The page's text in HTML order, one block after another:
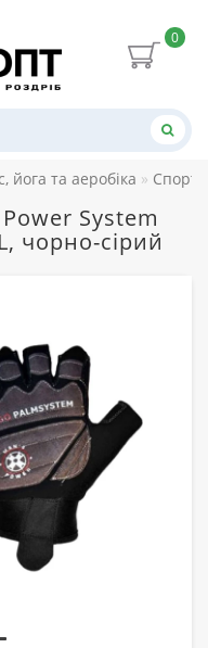
0
йога та аеробіка
System
чорно-сірий